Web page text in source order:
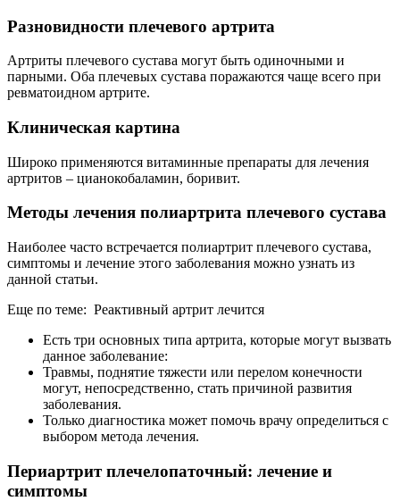
Разновидности плечевого артрита
Артриты плечевого сустава могут быть одиночными и
парными. Оба плечевых сустава поражаются чаще всего при
ревматоидном артрите.
Клиническая картина
Широко применяются витаминные препараты для лечения
артритов – цианокобаламин, боривит.
Методы лечения полиартрита плечевого сустава
Наиболее часто встречается полиартрит плечевого сустава,
симптомы и лечение этого заболевания можно узнать из
данной статьи.
Еще по теме: Реактивный артрит лечится
Есть три основных типа артрита, которые могут вызвать
данное заболевание:
Травмы, поднятие тяжести или перелом конечности
могут, непосредственно, стать причиной развития
заболевания.
Только диагностика может помочь врачу определиться с
выбором метода лечения.
Периартрит плечелопаточный: лечение и
симптомы